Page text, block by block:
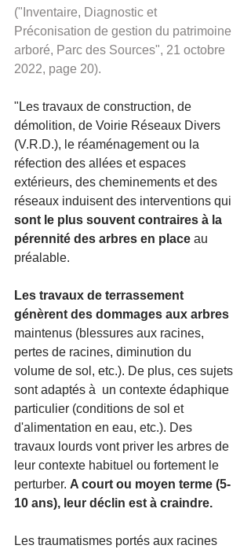
("Inventaire, Diagnostic et
Préconisation de gestion du patrimoine
arboré, Parc des Sources", 21 octobre
2022, page 20).
"Les travaux de construction, de
démolition, de Voirie Réseaux Divers
(V.R.D.), le réaménagement ou la
réfection des allées et espaces
extérieurs, des cheminements et des
réseaux induisent des interventions qui
sont le plus souvent contraires à la
pérennité des arbres en place au
préalable.
Les travaux de terrassement
génèrent des dommages aux arbres
maintenus (blessures aux racines,
pertes de racines, diminution du
volume de sol, etc.). De plus, ces sujets
sont adaptés à  un contexte édaphique
particulier (conditions de sol et
d'alimentation en eau, etc.). Des
travaux lourds vont priver les arbres de
leur contexte habituel ou fortement le
perturber. A court ou moyen terme (5-
10 ans), leur déclin est à craindre.
Les traumatismes portés aux racines